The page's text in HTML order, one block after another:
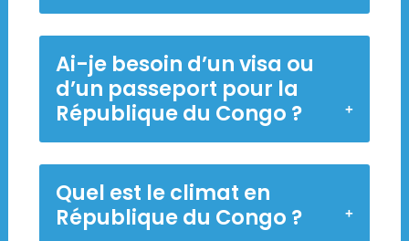
Ai-je besoin d’un visa ou
d’un passeport pour la
République du Congo ?
Quel est le climat en
République du Congo ?